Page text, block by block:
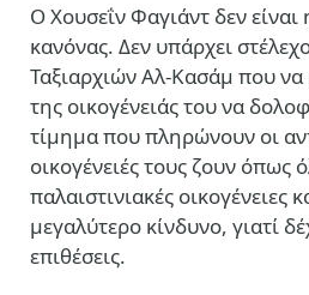
Ο Χουσεΐν Φαγιάντ δεν είναι
κανόνας. Δεν υπάρχει
Ταξιαρχιών Αλ-Κασάμ που να
της οικογένειάς του να
τίμημα που πληρώνουν οι
οικογένειές τους ζουν όπως
παλαιστινιακές οικογένειες
μεγαλύτερο κίνδυνο, γιατί
επιθέσεις.